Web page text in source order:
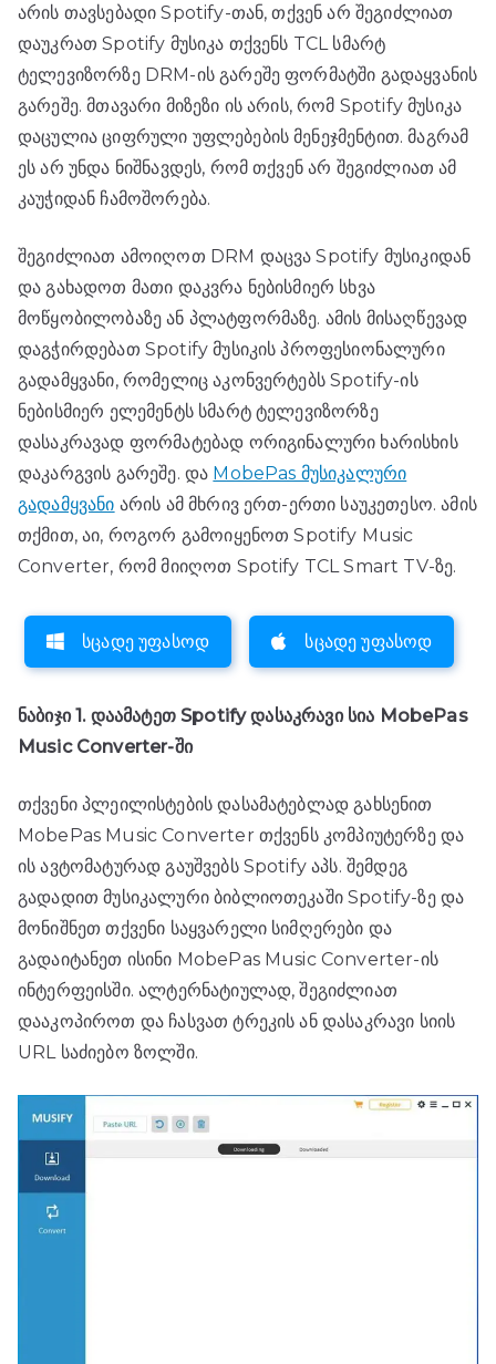
არის თავსებადი Spotify-თან, თქვენ არ შეგიძლიათ
დაუკრათ Spotify მუსიკა თქვენს TCL სმარტ
ტელევიზორზე DRM-ის გარეშე ფორმატში გადაყვანის
გარეშე. მთავარი მიზეზი ის არის, რომ Spotify მუსიკა
დაცულია ციფრული უფლებების მენეჯმენტით. მაგრამ
ეს არ უნდა ნიშნავდეს, რომ თქვენ არ შეგიძლიათ ამ
კაუჭიდან ჩამოშორება.
შეგიძლიათ ამოიღოთ DRM დაცვა Spotify მუსიკიდან
და გახადოთ მათი დაკვრა ნებისმიერ სხვა
მოწყობილობაზე ან პლატფორმაზე. ამის მისაღწევად
დაგჭირდებათ Spotify მუსიკის პროფესიონალური
გადამყვანი, რომელიც აკონვერტებს Spotify-ის
ნებისმიერ ელემენტს სმარტ ტელევიზორზე
დასაკრავად ფორმატებად ორიგინალური ხარისხის
დაკარგვის გარეშე. და MobePas მუსიკალური
გადამყვანი არის ამ მხრივ ერთ-ერთი საუკეთესო. ამის
თქმით, აი, როგორ გამოიყენოთ Spotify Music
Converter, რომ მიიღოთ Spotify TCL Smart TV-ზე.
სცადე უფასოდ სცადე უფასოდ
ნაბიჯი 1. დაამატეთ Spotify დასაკრავი სია MobePas
Music Converter-ში
თქვენი პლეილისტების დასამატებლად გახსენით
MobePas Music Converter თქვენს კომპიუტერზე და
ის ავტომატურად გაუშვებს Spotify აპს. შემდეგ
გადადით მუსიკალური ბიბლიოთეკაში Spotify-ზე და
მონიშნეთ თქვენი საყვარელი სიმღერები და
გადაიტანეთ ისინი MobePas Music Converter-ის
ინტერფეისში. ალტერნატიულად, შეგიძლიათ
დააკოპიროთ და ჩასვათ ტრეკის ან დასაკრავი სიის
URL საძიებო ზოლში.